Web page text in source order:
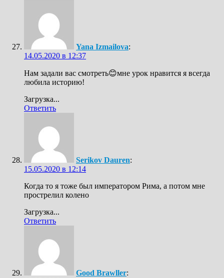
Yana Izmailova:
14.05.2020 в 12:37
Нам задали вас смотреть😊мне урок нравится я всегда
любила историю!
Загрузка...
Ответить
Serikov Dauren:
15.05.2020 в 12:14
Когда то я тоже был императором Рима, а потом мне
прострелил колено
Загрузка...
Ответить
Good Brawller: